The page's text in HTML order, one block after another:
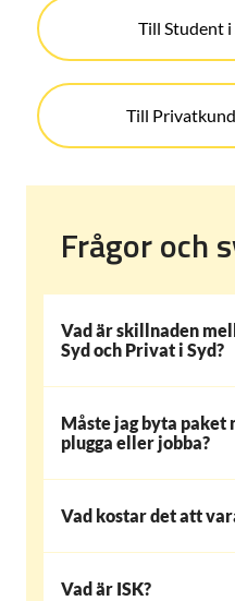
Till Student i
Till
Frågor och
Vad är skillnaden
Syd och Privat i Syd?
Måste jag byta paket
plugga eller jobba?
Vad kostar det att
Vad är ISK?